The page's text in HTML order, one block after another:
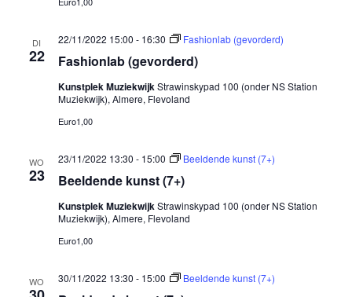
DI
22 Fashionlab (gevorderd)
22/11/2022 15:00 - 16:30 Fashionlab (gevorderd)
Kunstplek MuziekwijkStrawinskypad 100 (onder NS Station
Muziekwijk), Almere, Flevoland
Euro1,00
WO
23 Beeldende kunst (7+)
23/11/2022 13:30 - 15:00 Beeldende kunst (7+)
Kunstplek MuziekwijkStrawinskypad 100 (onder NS Station
Muziekwijk), Almere, Flevoland
Euro1,00
WO 30/11/2022 13:30 - 15:00 Beeldende kunst (7+)